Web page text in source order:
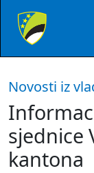
Novosti iz
sjednice
kantona